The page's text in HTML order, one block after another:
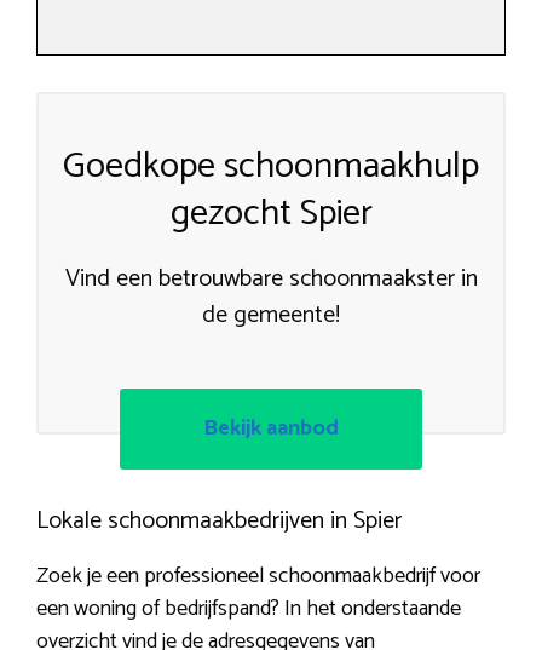
Goedkope schoonmaakhulp
gezocht Spier
Vind een betrouwbare schoonmaakster in
de gemeente!
Bekijk aanbod
Lokale schoonmaakbedrijven in Spier
Zoek je een professioneel schoonmaakbedrijf voor
een woning of bedrijfspand? In het onderstaande
overzicht vind je de adresgegevens van